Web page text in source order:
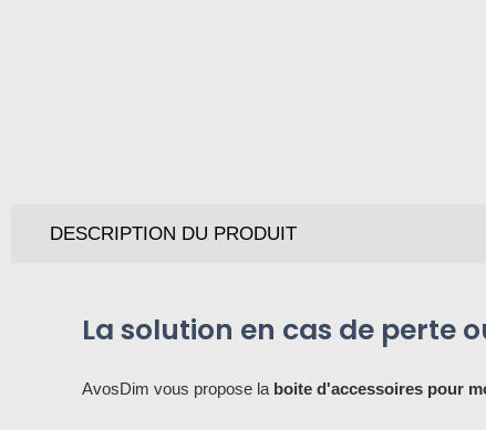
DESCRIPTION DU PRODUIT
La solution en cas de perte
AvosDim vous propose la boite d'accessoires pour